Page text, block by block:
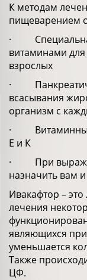
К методам
пищеварением
·
витаминами для
взрослых
·
всасывания
организм с
· Витаминные
Е и К
· При
назначить вам
Ивакафтор –
лечения
являющихся
уменьшается
Также
ЦФ.